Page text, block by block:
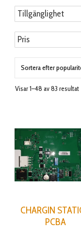
Tillgänglighet
Pris
Visar 1–48 av 83 resultat
CHARGIN
PCBA